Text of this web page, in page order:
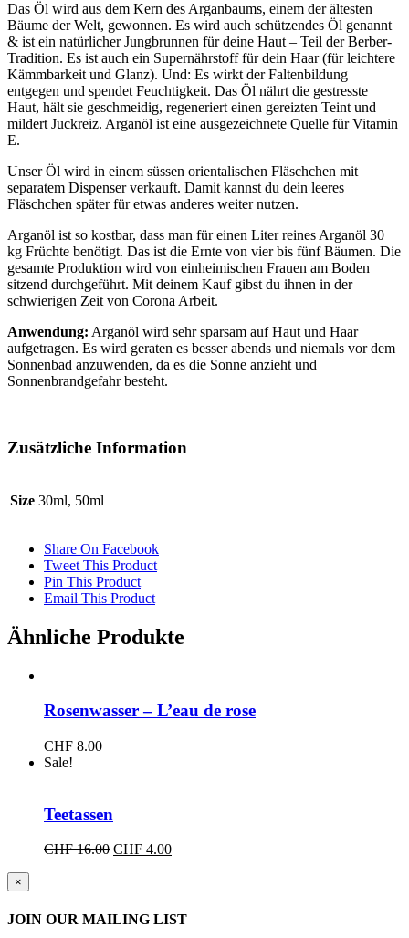
Das Öl wird aus dem Kern des Arganbaums, einem der ältesten
Bäume der Welt, gewonnen. Es wird auch schützendes Öl genannt
& ist ein natürlicher Jungbrunnen für deine Haut – Teil der Berber-
Tradition. Es ist auch ein Supernährstoff für dein Haar (für leichtere
Kämmbarkeit und Glanz). Und: Es wirkt der Faltenbildung
entgegen und spendet Feuchtigkeit. Das Öl nährt die gestresste
Haut, hält sie geschmeidig, regeneriert einen gereizten Teint und
mildert Juckreiz. Arganöl ist eine ausgezeichnete Quelle für Vitamin
E.
Unser Öl wird in einem süssen orientalischen Fläschchen mit
separatem Dispenser verkauft. Damit kannst du dein leeres
Fläschchen später für etwas anderes weiter nutzen.
Arganöl ist so kostbar, dass man für einen Liter reines Arganöl 30
kg Früchte benötigt. Das ist die Ernte von vier bis fünf Bäumen. Die
gesamte Produktion wird von einheimischen Frauen am Boden
sitzend durchgeführt. Mit deinem Kauf gibst du ihnen in der
schwierigen Zeit von Corona Arbeit.
Anwendung: Arganöl wird sehr sparsam auf Haut und Haar
aufgetragen. Es wird geraten es besser abends und niemals vor dem
Sonnenbad anzuwenden, da es die Sonne anzieht und
Sonnenbrandgefahr besteht.
Zusätzliche Information
Size 30ml, 50ml
Share On Facebook
Tweet This Product
Pin This Product
Email This Product
Ähnliche Produkte
Rosenwasser – L’eau de rose
CHF 8.00
Sale!
Teetassen
CHF16.00 Ursprünglicher
CHF 4.00Aktueller
Close
product
view
×
JOIN OUR MAILING LIST